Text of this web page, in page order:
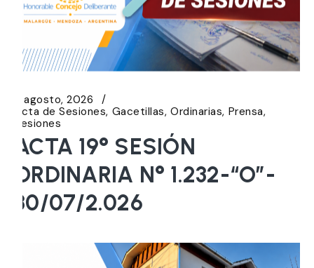
5 agosto, 2026
Acta de Sesiones Gacetillas Ordinarias Prensa
Sesiones
ACTA 19° SESIÓN
ORDINARIA N° 1.232-“O”-
30/07/2.026